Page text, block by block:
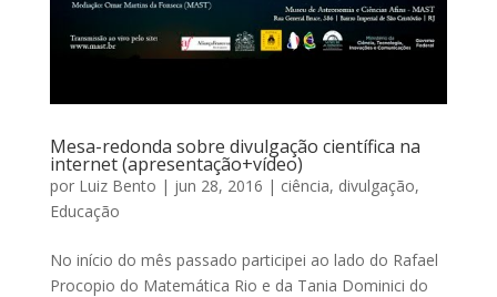
Mesa-redonda sobre divulgação científica na
internet (apresentação+vídeo)
por Luiz Bento | jun 28, 2016 | ciência, divulgação,
Educação
No início do mês passado participei ao lado do Rafael
Procopio do Matemática Rio e da Tania Dominici do